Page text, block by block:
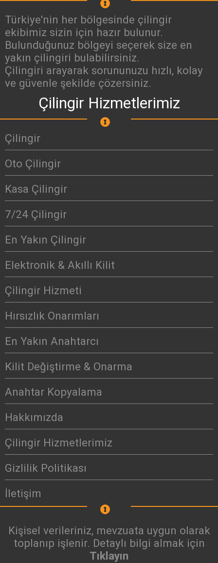
Türkiye'nin her bölgesinde çilingir
ekibimiz sizin için hazır bulunur.
Bulunduğunuz bölgeyi seçerek size en
yakın çilingiri bulabilirsiniz.
Çilingiri arayarak sorununuzu hızlı, kolay
ve güvenle şekilde çözersiniz.
Çilingir Hizmetlerimiz
Çilingir
Oto Çilingir
Kasa Çilingir
7/24 Çilingir
En Yakın Çilingir
Elektronik & Akıllı Kilit
Çilingir Hizmeti
Hırsızlık Onarımları
En Yakın Anahtarcı
Kilit Değiştirme & Onarma
Anahtar Kopyalama
Hakkımızda
Çilingir Hizmetlerimiz
Gizlilik Politikası
İletişim
Kişisel verileriniz, mevzuata uygun olarak
toplanıp işlenir. Detaylı bilgi almak için
Tıklayın